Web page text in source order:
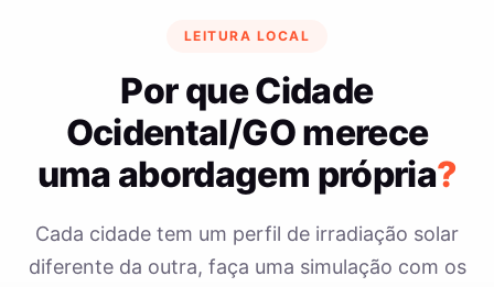
LEITURA LOCAL
Por que Cidade
Ocidental/GO merece
uma abordagem própria?
Cada cidade tem um perfil de irradiação solar
diferente da outra, faça uma simulação com os